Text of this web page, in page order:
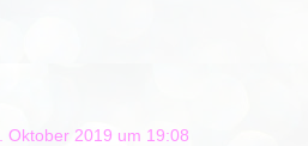
Oktober 2019 um 19:08